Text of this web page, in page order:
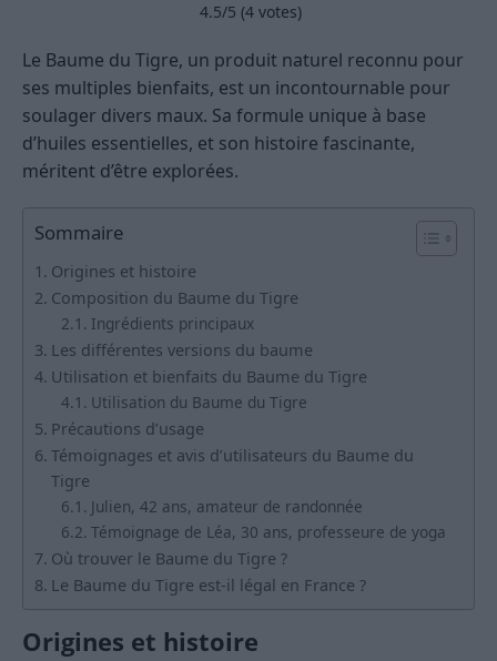
4.5/5 (4 votes)
Le Baume du Tigre, un produit naturel reconnu pour
ses multiples bienfaits, est un incontournable pour
soulager divers maux. Sa formule unique à base
d’huiles essentielles, et son histoire fascinante,
méritent d’être explorées.
Sommaire
Origines et histoire
Composition du Baume du Tigre
Ingrédients principaux
Les différentes versions du baume
Utilisation et bienfaits du Baume du Tigre
Utilisation du Baume du Tigre
Précautions d’usage
Témoignages et avis d’utilisateurs du Baume du
Tigre
Julien, 42 ans, amateur de randonnée
Témoignage de Léa, 30 ans, professeure de yoga
Où trouver le Baume du Tigre ?
Le Baume du Tigre est-il légal en France ?
Origines et histoire